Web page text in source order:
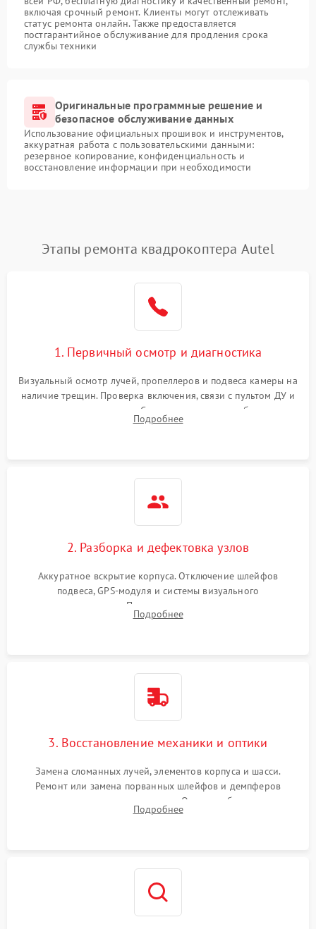
включая срочный ремонт. Клиенты могут отслеживать
статус ремонта онлайн. Также предоставляется
постгарантийное обслуживание для продления срока
службы техники
Оригинальные программные решение и
безопасное обслуживание данных
Использование официальных прошивок и инструментов,
аккуратная работа с пользовательскими данными:
резервное копирование, конфиденциальность и
восстановление информации при необходимости
Этапы ремонта квадрокоптера Autel
1. Первичный осмотр и диагностика
Визуальный осмотр лучей, пропеллеров и подвеса камеры на
наличие трещин. Проверка включения, связи с пультом ДУ и
передачи видеосигнала. Считывание логов ошибок через
полетное ПО для определения характера неисправности.
Подробнее
2. Разборка и дефектовка узлов
Аккуратное вскрытие корпуса. Отключение шлейфов
подвеса, GPS-модуля и системы визуального
позиционирования. Проверка полетного контроллера,
регуляторов оборотов (ESC) и бесколлекторных моторов на
Подробнее
3. Восстановление механики и оптики
Замена сломанных лучей, элементов корпуса и шасси.
Ремонт или замена порванных шлейфов и демпферов
трехосевого подвеса камеры. Очистка объектива,
восстановление механизма фокусировки. Установка новых
Подробнее